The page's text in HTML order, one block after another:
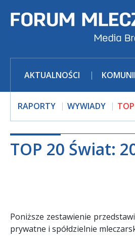
AKTUALNOŚCI
RAPORTY WYWIADY
TOP 20 Świat:
Poniższe zestawienie
prywatne i spółdzielnie